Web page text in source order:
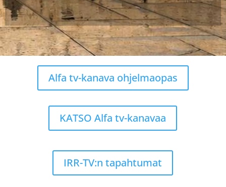
Alfa tv-kanava ohjelmaopas
KATSO Alfa tv-kanavaa
IRR-TV:n tapahtumat